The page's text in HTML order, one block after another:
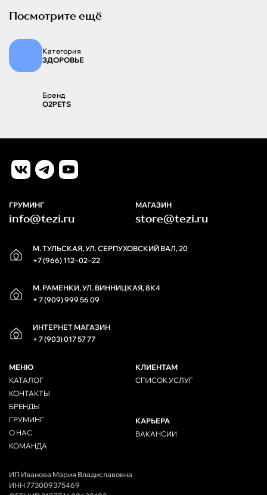
Посмотрите ещё
Категория
ЗДОРОВЬЕ
Бренд
O2PETS
М. ТУЛЬСКАЯ, УЛ. СЕРПУХОВСКИЙ ВАЛ, 20
+7 (966) 112‒02‒22
М. РАМЕНКИ, УЛ. ВИННИЦКАЯ, 8К4
+ 7 (909) 999 56 09
ИНТЕРНЕТ МАГАЗИН
+ 7 (903) 017 57 77
ГРУМИНГ
info@tezi.ru
МАГАЗИН
store@tezi.ru
МЕНЮ
КАТАЛОГ
КОНТАКТЫ
БРЕНДЫ
ГРУМИНГ
О НАС
КОМАНДА
КЛИЕНТАМ
СПИСОК УСЛУГ
КАРЬЕРА
ВАКАНСИИ
ИП Иванова Мария Владиславовна
ИНН 773009375469